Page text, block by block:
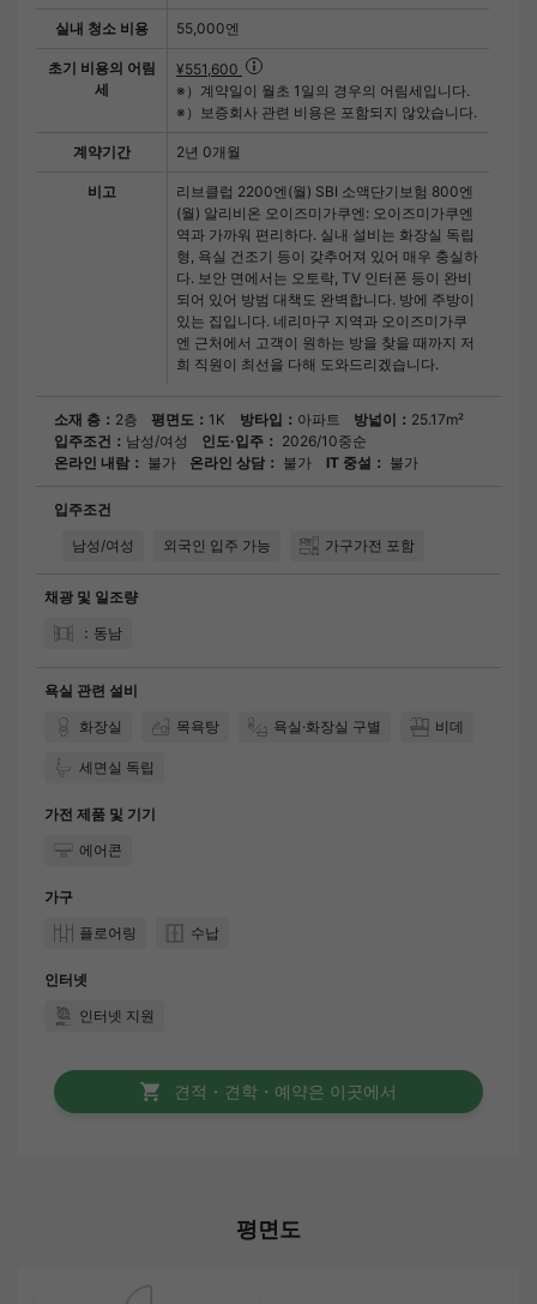
실내 청소 비용 55,000엔
초기 비용의 어림
세
¥551,600
※）계약일이 월초 1일의 경우의 어림세입니다.
※）보증회사 관련 비용은 포함되지 않았습니다.
계약기간 2년 0개월
비고
리브클럽 2200엔(월) SBI 소액단기보험 800엔
(월) 알리비온 오이즈미가쿠엔: 오이즈미가쿠엔
역과 가까워 편리하다. 실내 설비는 화장실 독립
형, 욕실 건조기 등이 갖추어져 있어 매우 충실하
다. 보안 면에서는 오토락, TV 인터폰 등이 완비
되어 있어 방범 대책도 완벽합니다. 방에 주방이
있는 집입니다. 네리마구 지역과 오이즈미가쿠
엔 근처에서 고객이 원하는 방을 찾을 때까지 저
희 직원이 최선을 다해 도와드리겠습니다.
소재 층： 2층 평면도： 1K 방타입： 아파트 방넓이： 25.17m²
입주조건： 남성/여성 인도·입주： 2026/10중순
온라인 내람： 불가 온라인 상담： 불가 IT 중설： 불가
입주조건
남성/여성
외국인 입주 가능 가구가전 포함
채광 및 일조량
：동남
욕실 관련 설비
화장실
목욕탕 욕실·화장실 구별 비데
세면실 독립
가전 제품 및 기기
에어콘
가구
플로어링
수납
인터넷
인터넷 지원
견적・견학・예약은 이곳에서
평면도